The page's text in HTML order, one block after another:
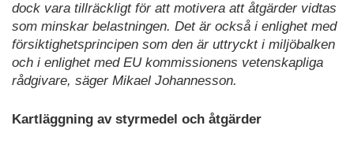
dock vara tillräckligt för att motivera att åtgärder vidtas
som minskar belastningen. Det är också i enlighet med
försiktighetsprincipen som den är uttryckt i miljöbalken
och i enlighet med EU kommissionens vetenskapliga
rådgivare, säger Mikael Johannesson.
Kartläggning av styrmedel och åtgärder